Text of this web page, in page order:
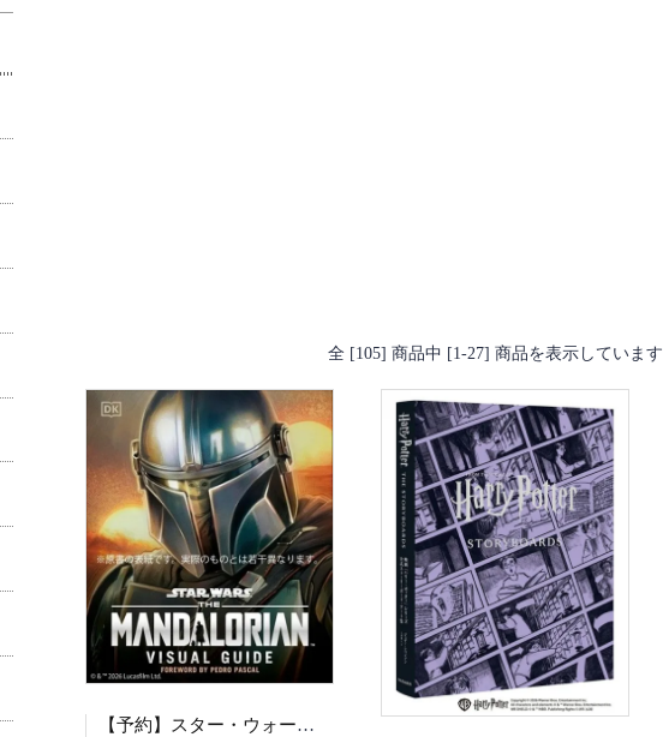
全 [105] 商品中 [1-27] 商品を表示しています
【予約】スター・ウォーズ／マンダロリアン公式ビジュアルガイド（10/27頃発送予定）